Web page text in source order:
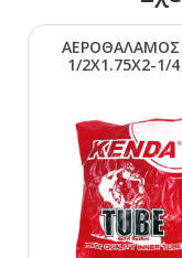
ΑΕΡΟΘΑΛΑΜΟΣ
1/2Χ1.75Χ2-1/